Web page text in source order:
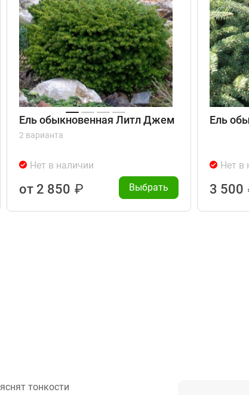
Ель обыкновенная Литл Джем
2 варианта
Нет в наличии
от 2 850 ₽ Выбрать
Ель
Нет в
3 500
тонкости